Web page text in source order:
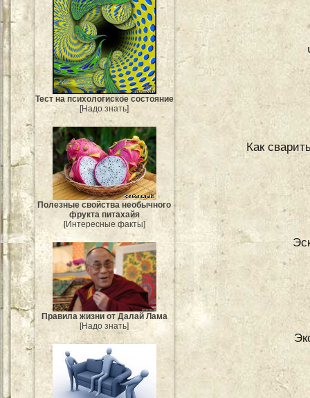
Тест на психологиское состояние
[Надо знать]
Полезные свойства необычного
фрукта питахайя
[Интересные факты]
Правила жизни от Далай Лама
[Надо знать]
Как